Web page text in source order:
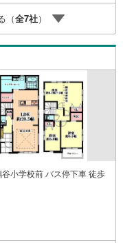
頂きます。各店舗ではキ
ご家族様で是非お越し
（定休日火・水曜日※店
も可能ですので、どうぞ
（全7社）
小学校前 バス停下車 徒歩